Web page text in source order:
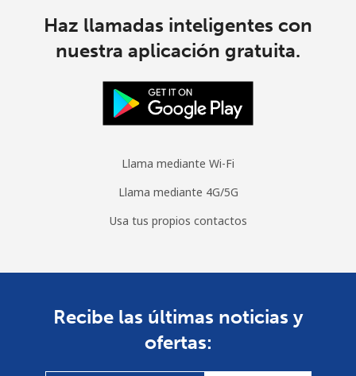
Haz llamadas inteligentes con
nuestra aplicación gratuita.
Llama mediante Wi-Fi
Llama mediante 4G/5G
Usa tus propios contactos
Recibe las últimas noticias y
ofertas: